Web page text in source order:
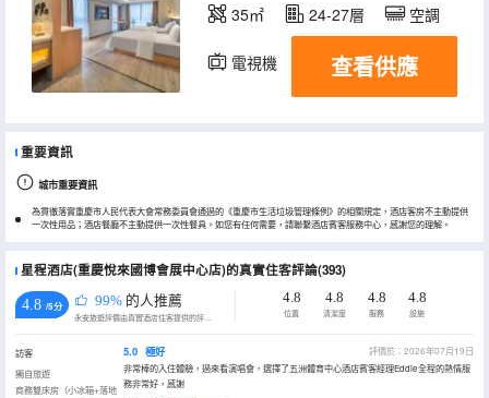
35㎡ 24-27層 空調
電視機 冰箱
查看供應
重要資訊
城市重要資訊
為貫徹落實重慶市人民代表大會常務委員會通過的《重慶市生活垃圾管理條例》的相關規定，酒店客房不主動提供
一次性用品；酒店餐廳不主動提供一次性餐具。如您有任何需要，請聯繫酒店賓客服務中心，感謝您的理解。
星程酒店(重慶悅來國博會展中心店)的真實住客評論(393)
4.8 /5分 99% 的人推薦
永安旅遊評價由真實酒店住客提供的評價。
4.8
位置
4.8
清潔度
4.8
服務
4.8
設施
訪客
獨自旅遊
商務雙床房（小冰箱+落地
5.0 極好
評價於：2026年07月19日
非常棒的入住體驗，過來看演唱會，選擇了五洲體育中心酒店賓客經理Eddie全程的熱情服
務非常好，感謝